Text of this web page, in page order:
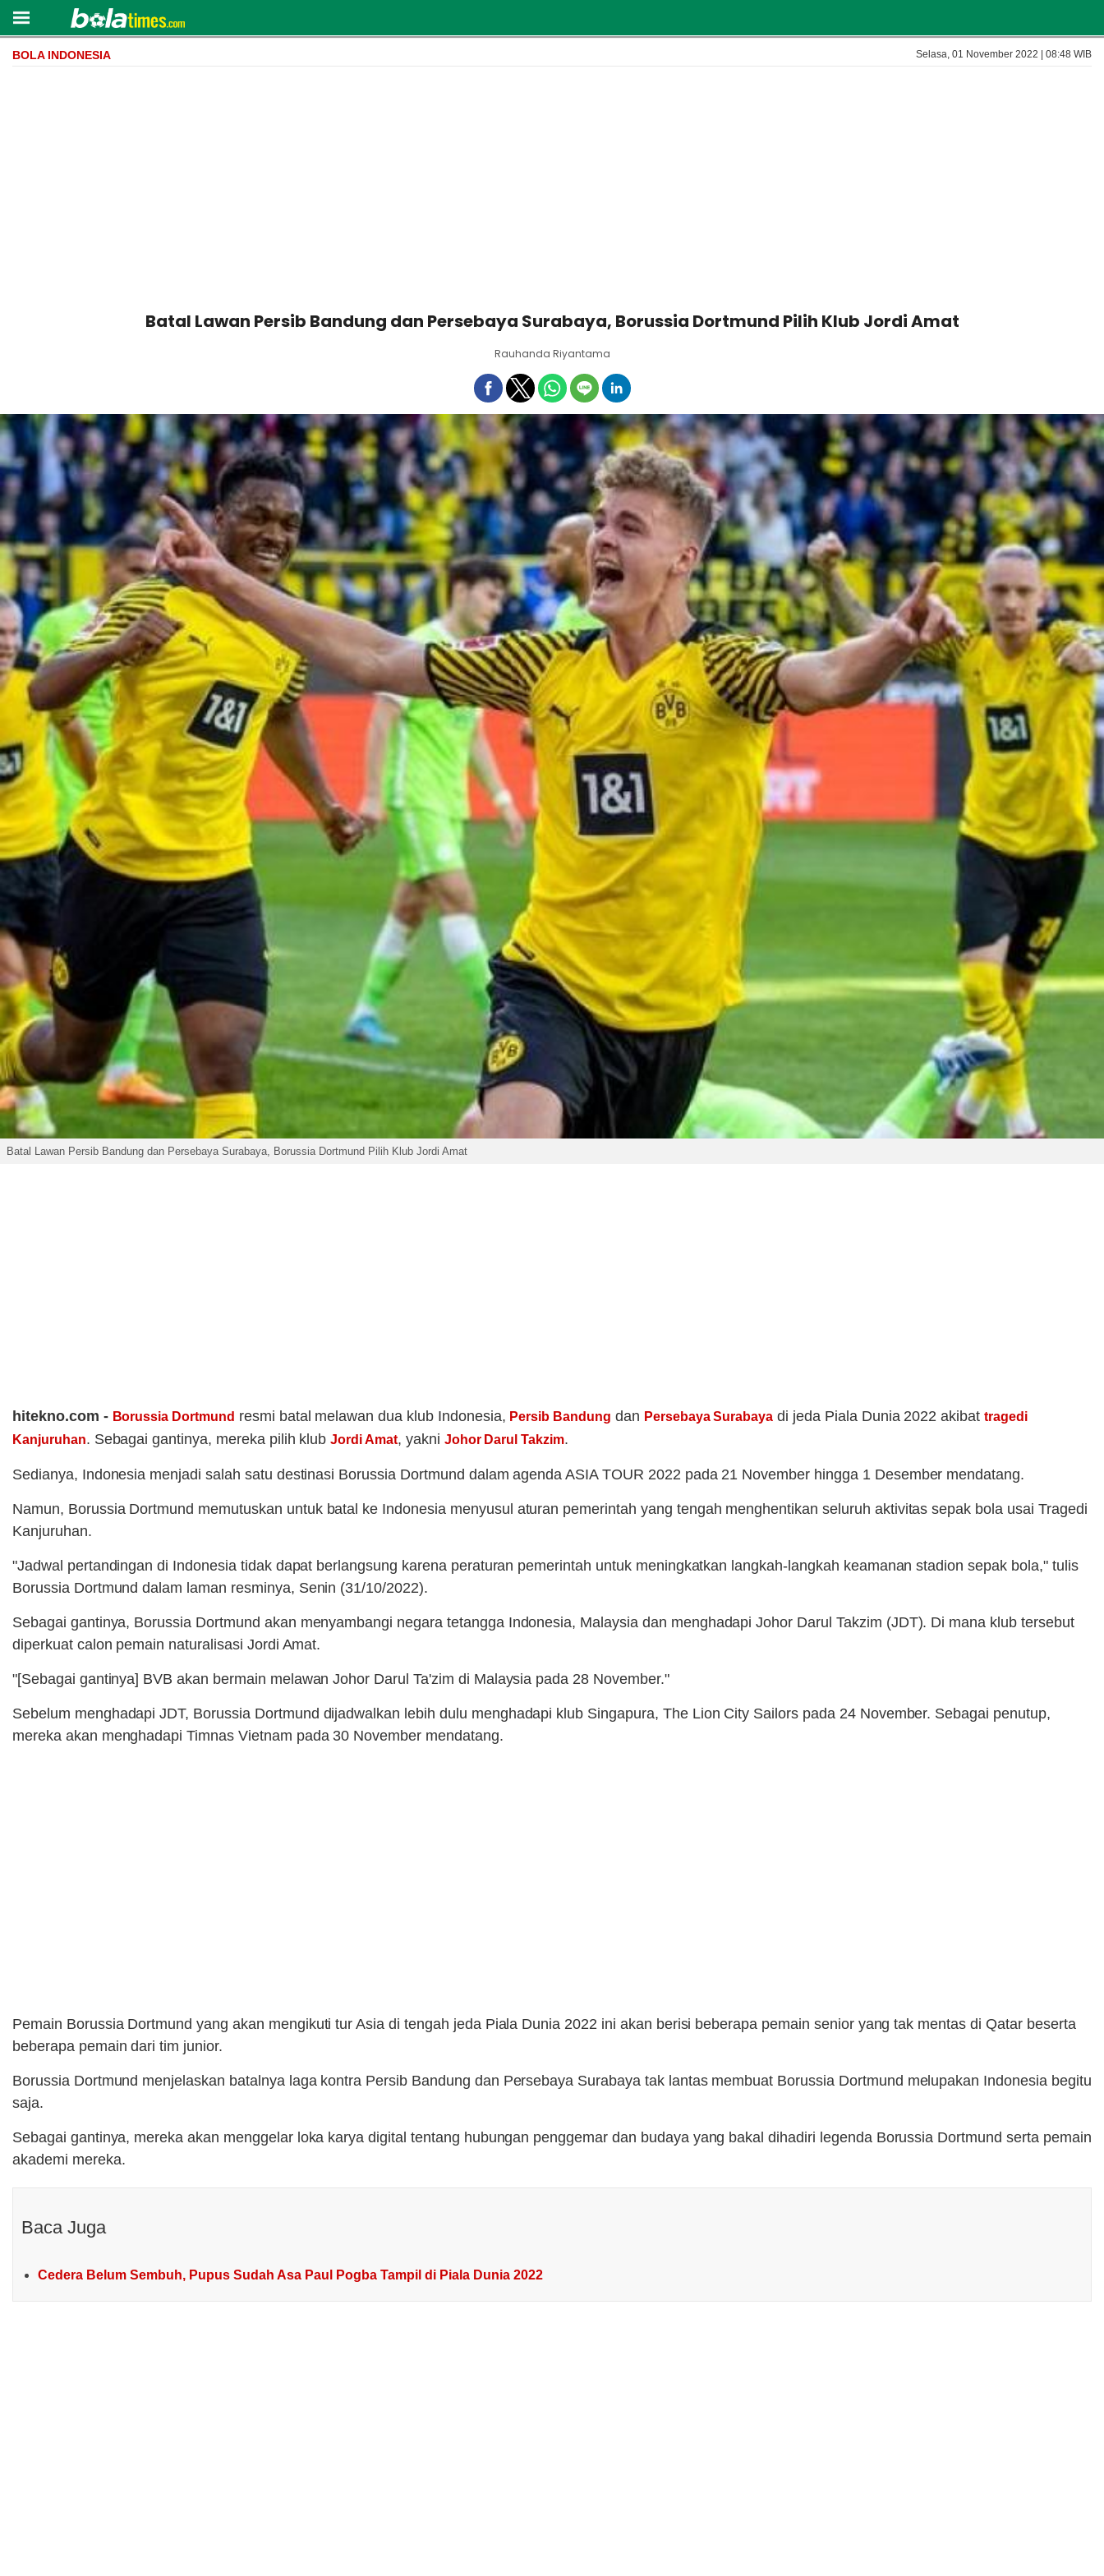
BOLA INDONESIA Selasa, 01 November 2022 | 08:48 WIB
Batal Lawan Persib Bandung dan Persebaya Surabaya, Borussia Dortmund Pilih Klub Jordi Amat
Rauhanda Riyantama
Batal Lawan Persib Bandung dan Persebaya Surabaya, Borussia Dortmund Pilih Klub Jordi Amat
hitekno.com - Borussia Dortmund resmi batal melawan dua klub Indonesia, Persib Bandung dan Persebaya Surabaya di jeda Piala Dunia 2022 akibattragedi
Kanjuruhan. Sebagai gantinya, mereka pilih klubJordi Amat, yakni Johor Darul Takzim.
Sedianya, Indonesia menjadi salah satu destinasi Borussia Dortmund dalam agenda ASIA TOUR 2022 pada 21 November hingga 1 Desember mendatang.
Namun, Borussia Dortmund memutuskan untuk batal ke Indonesia menyusul aturan pemerintah yang tengah menghentikan seluruh aktivitas sepak bola usai Tragedi
Kanjuruhan.
"Jadwal pertandingan di Indonesia tidak dapat berlangsung karena peraturan pemerintah untuk meningkatkan langkah-langkah keamanan stadion sepak bola," tulis
Borussia Dortmund dalam laman resminya, Senin (31/10/2022).
Sebagai gantinya, Borussia Dortmund akan menyambangi negara tetangga Indonesia, Malaysia dan menghadapi Johor Darul Takzim (JDT). Di mana klub tersebut
diperkuat calon pemain naturalisasi Jordi Amat.
"[Sebagai gantinya] BVB akan bermain melawan Johor Darul Ta'zim di Malaysia pada 28 November."
Sebelum menghadapi JDT, Borussia Dortmund dijadwalkan lebih dulu menghadapi klub Singapura, The Lion City Sailors pada 24 November. Sebagai penutup,
mereka akan menghadapi Timnas Vietnam pada 30 November mendatang.
Pemain Borussia Dortmund yang akan mengikuti tur Asia di tengah jeda Piala Dunia 2022 ini akan berisi beberapa pemain senior yang tak mentas di Qatar beserta
beberapa pemain dari tim junior.
Borussia Dortmund menjelaskan batalnya laga kontra Persib Bandung dan Persebaya Surabaya tak lantas membuat Borussia Dortmund melupakan Indonesia begitu
saja.
Sebagai gantinya, mereka akan menggelar loka karya digital tentang hubungan penggemar dan budaya yang bakal dihadiri legenda Borussia Dortmund serta pemain
akademi mereka.
Baca Juga
Cedera Belum Sembuh, Pupus Sudah Asa Paul Pogba Tampil di Piala Dunia 2022